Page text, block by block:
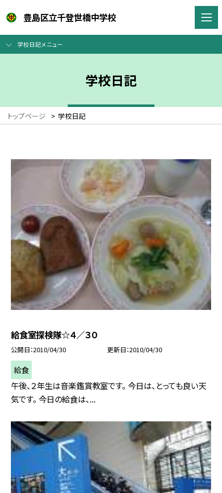
豊島区立千登世橋中学校
学校日記メニュー
学校日記
トップページ > 学校日記
給食室探検隊☆４／３０
公開日 2010/04/30 更新日 2010/04/30
給食
午後、２年生は音楽鑑賞教室です。 今日は、とっても良い天
気です。 今日の給食は、...